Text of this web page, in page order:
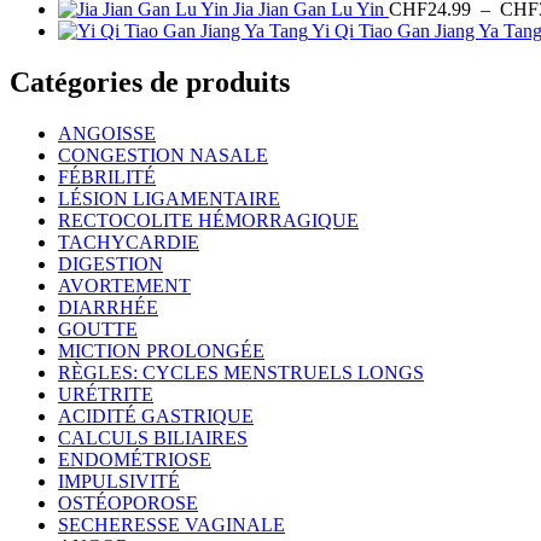
Jia Jian Gan Lu Yin CHF24.99 – CHF
Yi Qi Tiao Gan Jiang Ya Tang
Catégories de produits
ANGOISSE
CONGESTION NASALE
FÉBRILITÉ
LÉSION LIGAMENTAIRE
RECTOCOLITE HÉMORRAGIQUE
TACHYCARDIE
DIGESTION
AVORTEMENT
DIARRHÉE
GOUTTE
MICTION PROLONGÉE
RÈGLES: CYCLES MENSTRUELS LONGS
URÉTRITE
ACIDITÉ GASTRIQUE
CALCULS BILIAIRES
ENDOMÉTRIOSE
IMPULSIVITÉ
OSTÉOPOROSE
SECHERESSE VAGINALE